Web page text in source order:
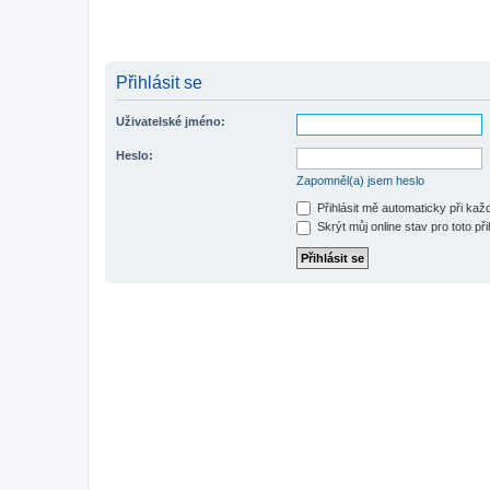
Přihlásit se
Uživatelské jméno:
Heslo:
Zapomněl(a) jsem heslo
Přihlásit mě automaticky při
Skrýt můj online stav pro toto